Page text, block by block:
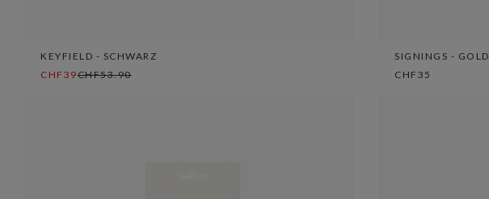
KEYFIELD - SCHWARZ
CHF39CHF53.90
SIGNINGS - GOLD
CHF35